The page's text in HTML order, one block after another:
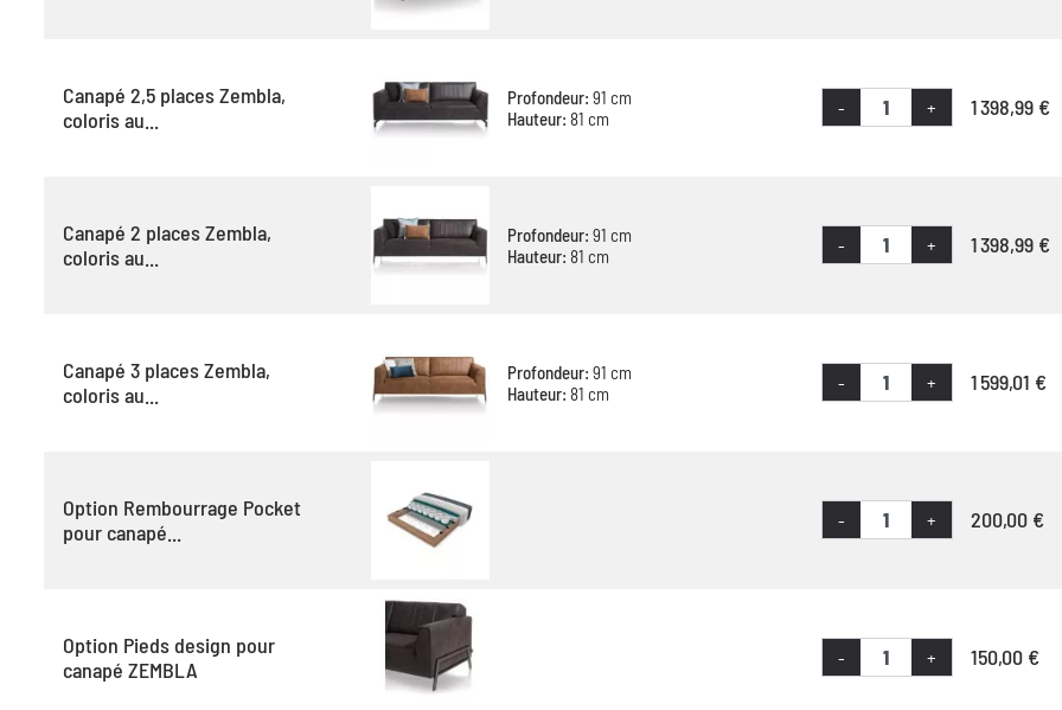
Canapé 2,5 places Zembla,
coloris au...
Profondeur: 91 cm
Hauteur: 81 cm - + 1 398,99 €
Canapé 2 places Zembla,
coloris au...
Profondeur: 91 cm
Hauteur: 81 cm - + 1 398,99 €
Canapé 3 places Zembla,
coloris au...
Profondeur: 91 cm
Hauteur: 81 cm - + 1 599,01 €
Option Rembourrage Pocket
pour canapé...
- + 200,00 €
Option Pieds design pour
canapé ZEMBLA
- + 150,00 €